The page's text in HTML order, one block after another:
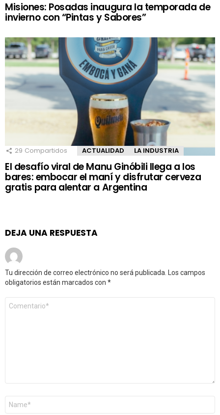
Misiones: Posadas inaugura la temporada de
invierno con “Pintas y Sabores”
29 Compartidos ACTUALIDAD LA INDUSTRIA
El desafío viral de Manu Ginóbili llega a los
bares: embocar el maní y disfrutar cerveza
gratis para alentar a Argentina
DEJA UNA RESPUESTA
Tu dirección de correo electrónico no será publicada.
Los campos
obligatorios están marcados con *
Comentario
Nombre